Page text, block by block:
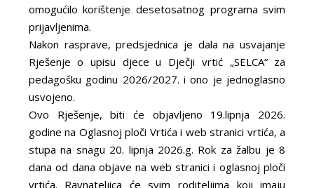
omogućilo korištenje desetosatnog programa svim
prijavljenima.
Nakon rasprave, predsjednica je dala na usvajanje
Rješenje o upisu djece u Dječji vrtić „SELCA“ za
pedagošku godinu 2026/2027. i ono je jednoglasno
usvojeno.
Ovo Rješenje, biti će objavljeno 19.lipnja 2026.
godine na Oglasnoj ploči Vrtića i web stranici vrtića, a
stupa na snagu 20. lipnja 2026.g. Rok za žalbu je 8
dana od dana objave na web stranici i oglasnoj ploči
vrtića. Ravnateljica će svim roditeljima koji imaju